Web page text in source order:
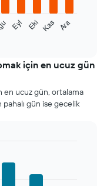
Eyl Eki Kas Ara
için en ucuz gün
en ucuz gün, ortalama
gün ise gecelik